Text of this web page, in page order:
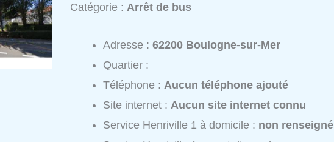
Catégorie :Arrêt de bus
Adresse :62200 Boulogne-sur-Mer
Quartier :
Téléphone :Aucun téléphone ajouté
Site internet :Aucun site internet connu
Service Henriville 1 à domicile : non renseigné